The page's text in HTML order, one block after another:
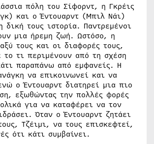
πόλη του Σίφορντ, η Γκρέις
και ο Έντουαρντ (Μπιλ Νάι)
δική τους ιστορία. Παντρεμένοι
μια ήρεμη ζωή. Ωστόσο, η
τους και οι διαφορές τους,
το τι περιμένουν από τη σχέση
παραπάνω από εμφανείς. Η
να επικοινωνεί και να
ο Έντουαρντ διατηρεί μια πιο
εξωθώντας την πολλές φορές
για να καταφέρει να τον
Όταν ο Έντουαρντ ζητάει
Τζέιμι, να τους επισκεφτεί,
ότι κάτι συμβαίνει.